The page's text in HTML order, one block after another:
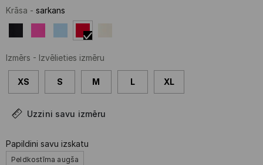
Krāsa - sarkans
Izmērs - Izvēlieties izmēru
XS S M L XL
Uzzini savu izmēru
Papildini savu izskatu
Peldkostīma augša